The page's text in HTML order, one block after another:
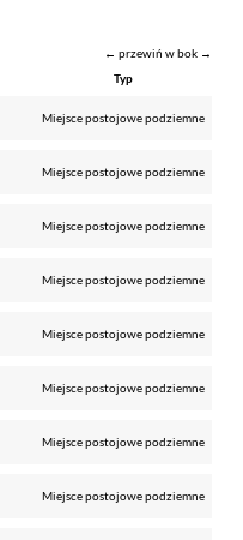
← przewiń w bok →
Typ
Miejsce postojowe podziemne
Miejsce postojowe podziemne
Miejsce postojowe podziemne
Miejsce postojowe podziemne
Miejsce postojowe podziemne
Miejsce postojowe podziemne
Miejsce postojowe podziemne
Miejsce postojowe podziemne